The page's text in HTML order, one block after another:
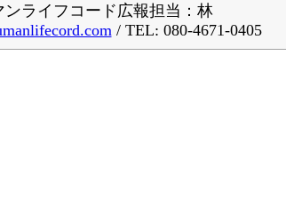
ンライフコード広報担当：林
/ TEL: 080-4671-0405